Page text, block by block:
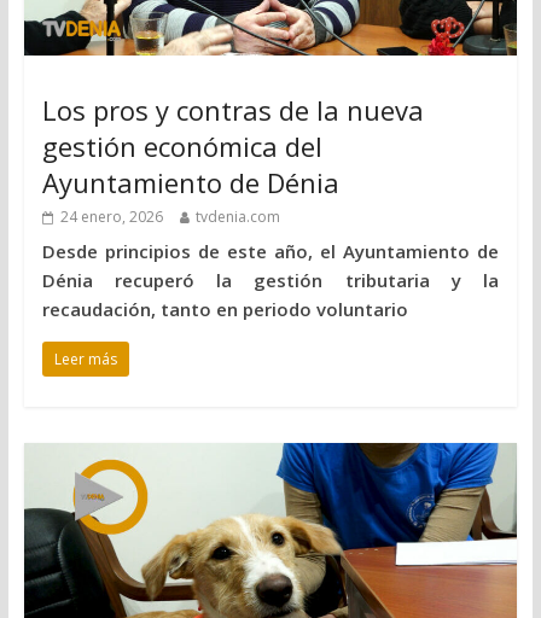
Los pros y contras de la nueva
gestión económica del
Ayuntamiento de Dénia
24 enero, 2026 tvdenia.com
Desde principios de este año, el Ayuntamiento de
Dénia recuperó la gestión tributaria y la
recaudación, tanto en periodo voluntario
Leer más